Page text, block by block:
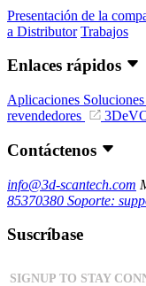
Presentación de la
a Distributor Trabajos
Enlaces rápidos
Aplicaciones Soluciones
revendedores
Contáctenos
info@3d-scantech.com
85370380 Soporte:
Suscríbase